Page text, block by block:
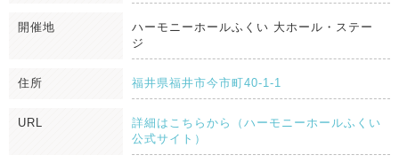
開催地
ハーモニーホールふくい 大ホール・ステー
ジ
住所 福井県福井市今市町40-1-1
URL
詳細はこちらから（ハーモニーホールふくい
公式サイト）